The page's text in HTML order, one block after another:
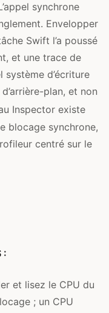
synchrone
Envelopper
Swift l’a poussé
et une trace de
système d’écriture
plan, et non
Inspector existe
blocage synchrone,
centré sur le
:
et lisez le CPU du
; un CPU